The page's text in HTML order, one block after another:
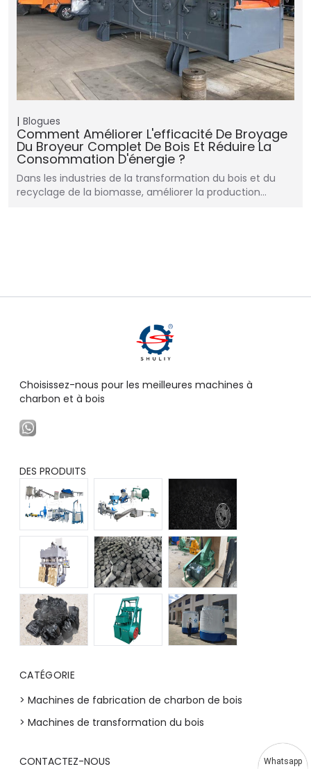
Blogues
Comment Améliorer L'efficacité De Broyage
Du Broyeur Complet De Bois Et Réduire La
Consommation D'énergie ?
Dans les industries de la transformation du bois et du
recyclage de la biomasse, améliorer la production…
Choisissez-nous pour les meilleures machines à
charbon et à bois
DES PRODUITS
CATÉGORIE
> Machines de fabrication de charbon de bois
> Machines de transformation du bois
CONTACTEZ-NOUS Whatsapp